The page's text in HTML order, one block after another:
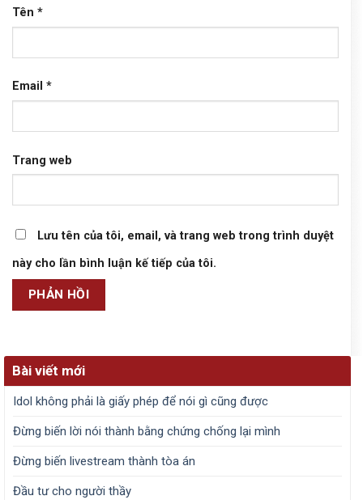
Tên *
Email *
Trang web
Lưu tên của tôi, email, và trang web trong trình duyệt
này cho lần bình luận kế tiếp của tôi.
Bài viết mới
Idol không phải là giấy phép để nói gì cũng được
Đừng biến lời nói thành bằng chứng chống lại mình
Đừng biến livestream thành tòa án
Đầu tư cho người thầy